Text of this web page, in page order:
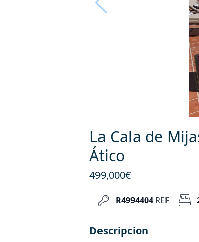
La Cala de
Ático
499,000€
R4994404 REF
Descripcion